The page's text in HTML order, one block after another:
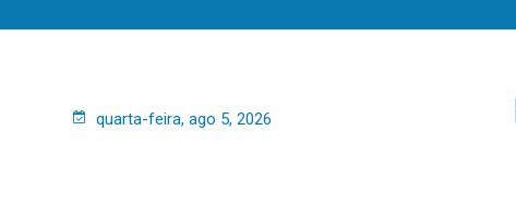
quarta-feira, ago 5, 2026